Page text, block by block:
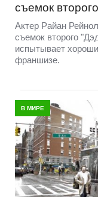
съемок
Актер Райан
съемок второго
испытывает
франшизе.
В МИРЕ